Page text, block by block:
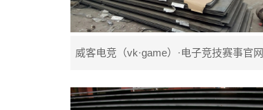
威客电竞（vk·game）·电子竞技赛事官网